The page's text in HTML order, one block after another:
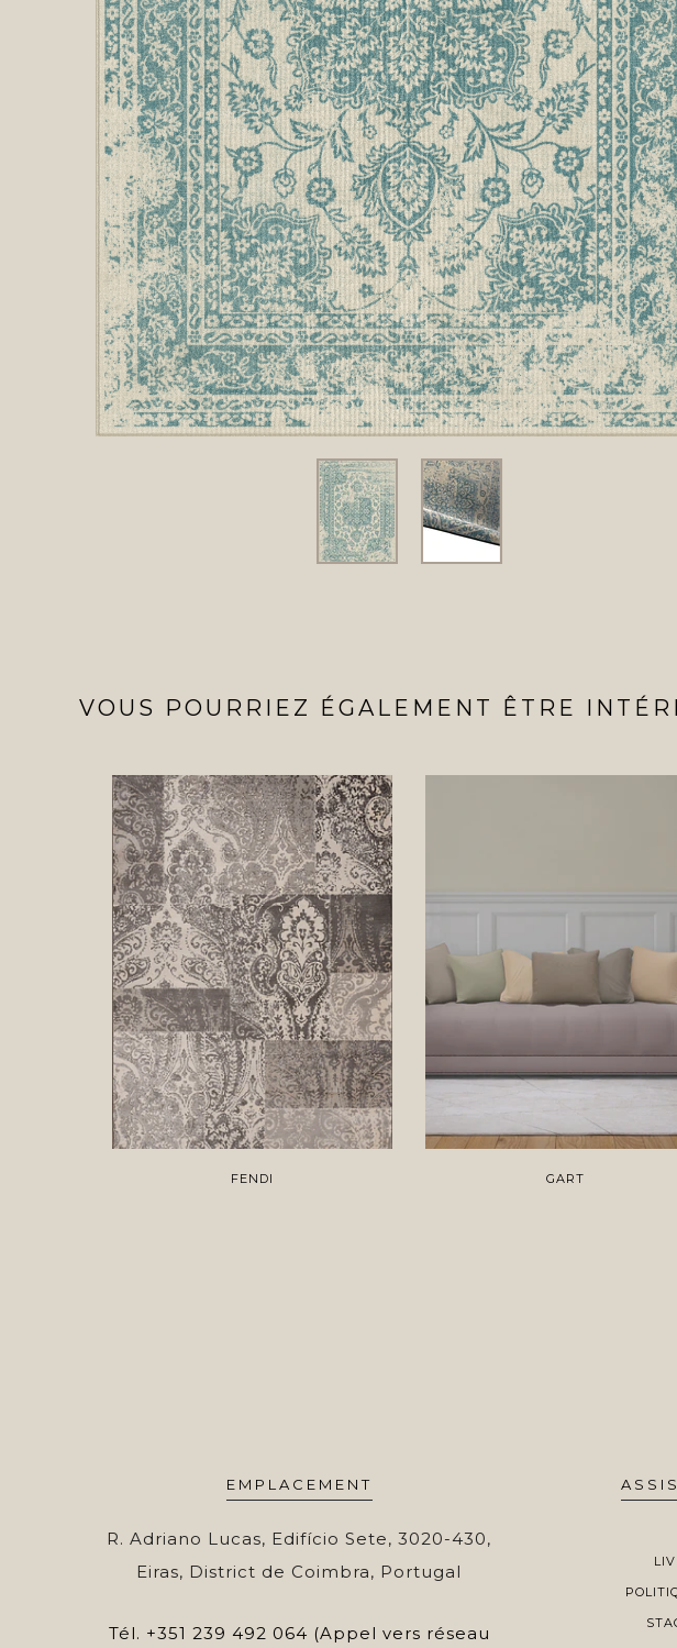
VOUS POURRIEZ ÉGALEMENT ÊTRE
FENDI GART
EMPLACEMENT
R. Adriano Lucas, Edifício Sete, 3020-430,
Eiras, District de Coimbra, Portugal
Tél. +351 239 492 064 (Appel vers réseau